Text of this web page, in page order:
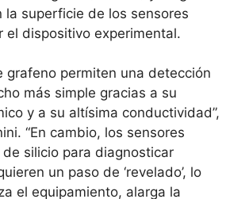
la superficie de los sensores
el dispositivo experimental.
grafeno permiten una detección
más simple gracias a su
y a su altísima conductividad”,
“En cambio, los sensores
silicio para diagnosticar
un paso de ‘revelado’, lo
el equipamiento, alarga la